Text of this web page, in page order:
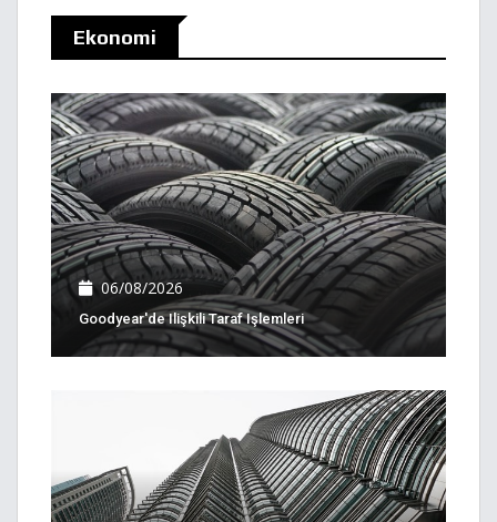
Ekonomi
06/08/2026
Goodyear'de Ilişkili Taraf Işlemleri